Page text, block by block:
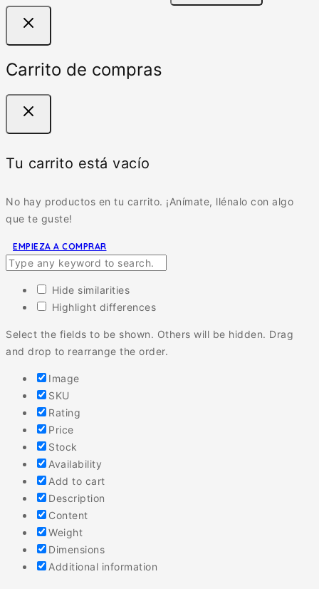
Carrito de compras
Tu carrito está vacío
No hay productos en tu carrito. ¡Anímate, llénalo con algo
que te guste!
EMPIEZA A COMPRAR
Hide similarities
Highlight differences
Select the fields to be shown. Others will be hidden. Drag
and drop to rearrange the order.
Image
SKU
Rating
Price
Stock
Availability
Add to cart
Description
Content
Weight
Dimensions
Additional information